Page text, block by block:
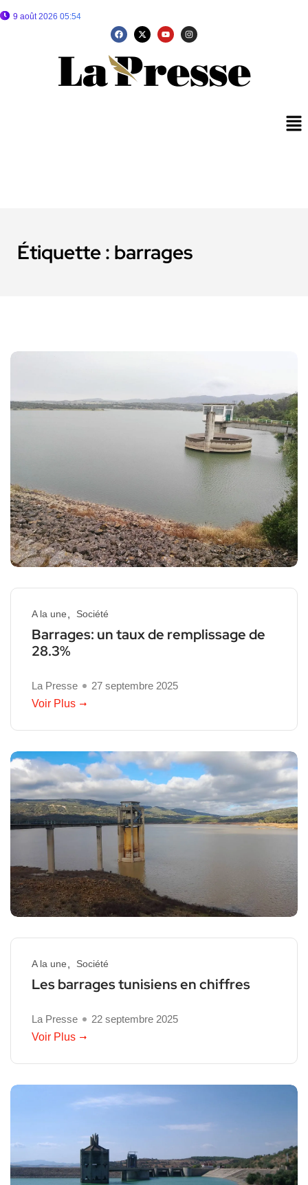
9 août 2026 05:54
Étiquette : barrages
A la une Société
Barrages: un taux de remplissage de
28.3%
La Presse
27 septembre 2025
Voir Plus
A la une Société
Les barrages tunisiens en chiffres
La Presse
22 septembre 2025
Voir Plus